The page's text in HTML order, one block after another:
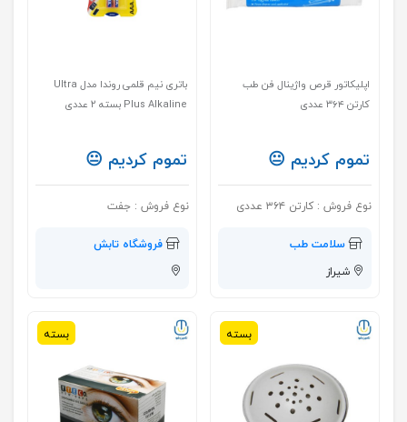
اپلیکاتور قرص واژینال فن طب
کارتن ۳۶۴ عددی
تموم کردیم 😐
نوع فروش : کارتن ۳۶۴ عددی
سلامت طب
شیراز
باتری نیم قلمی روندا مدل Ultra
Plus Alkaline بسته ۲ عددی
تموم کردیم 😐
نوع فروش : جفت
فروشگاه تابش
بسته بسته